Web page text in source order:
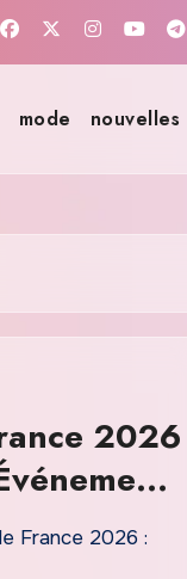
mode nouvelles
2026
France 2026 :